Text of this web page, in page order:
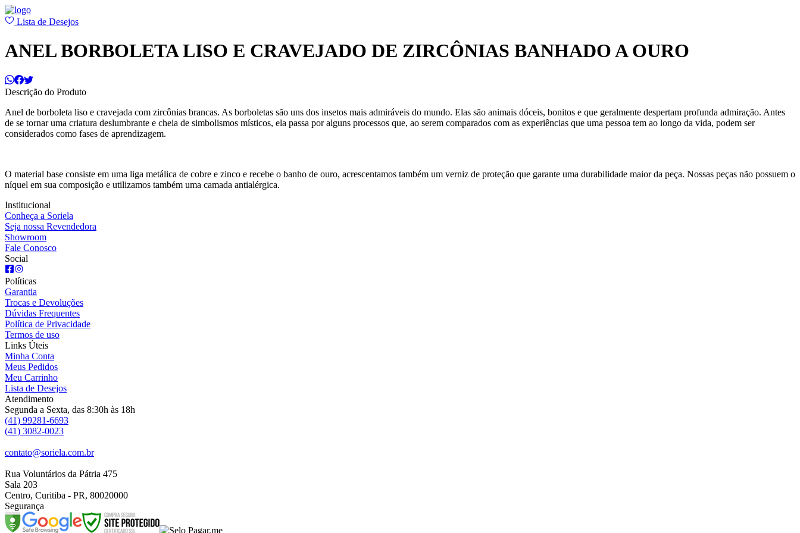
Lista de Desejos
ANEL BORBOLETA LISO E CRAVEJADO DE ZIRCÔNIAS BANHADO A OURO
Descrição do Produto
Anel de borboleta liso e cravejada com zircônias brancas. As borboletas são uns dos insetos mais admiráveis do mundo. Elas são animais dóceis, bonitos e que geralmente despertam profunda admiração. Antes
de se tornar uma criatura deslumbrante e cheia de simbolismos místicos, ela passa por alguns processos que, ao serem comparados com as experiências que uma pessoa tem ao longo da vida, podem ser
considerados como fases de aprendizagem.
O material base consiste em uma liga metálica de cobre e zinco e recebe o banho de ouro, acrescentamos também um verniz de proteção que garante uma durabilidade maior da peça. Nossas peças não possuem o
níquel em sua composição e utilizamos também uma camada antialérgica.
Institucional
Conheça a Soriela
Seja nossa Revendedora
Showroom
Fale Conosco
Social
Políticas
Garantia
Trocas e Devoluções
Dúvidas Frequentes
Política de Privacidade
Termos de uso
Links Úteis
Minha Conta
Meus Pedidos
Meu Carrinho
Lista de Desejos
Atendimento
Segunda a Sexta, das 8:30h às 18h
(41) 99281-6693
(41) 3082-0023
contato@soriela.com.br
Rua Voluntários da Pátria 475
Sala 203
Centro, Curitiba - PR, 80020000
Segurança